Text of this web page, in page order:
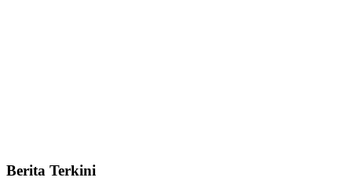
Berita Terkini